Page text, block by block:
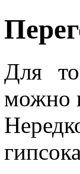
Для
можно